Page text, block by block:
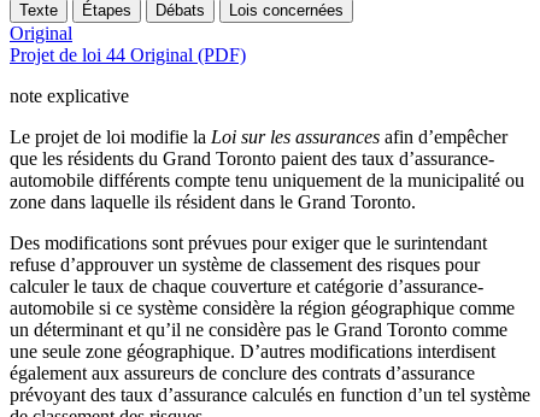
Texte
Étapes Débats Lois concernées
Original
Projet de loi 44 Original (PDF)
note explicative
Le projet de loi modifie la Loi sur les assurances afin d’empêcher
que les résidents du Grand Toronto paient des taux d’assurance-
automobile différents compte tenu uniquement de la municipalité ou
zone dans laquelle ils résident dans le Grand Toronto.
Des modifications sont prévues pour exiger que le surintendant
refuse d’approuver un système de classement des risques pour
calculer le taux de chaque couverture et catégorie d’assurance-
automobile si ce système considère la région géographique comme
un déterminant et qu’il ne considère pas le Grand Toronto comme
une seule zone géographique. D’autres modifications interdisent
également aux assureurs de conclure des contrats d’assurance
prévoyant des taux d’assurance calculés en function d’un tel système